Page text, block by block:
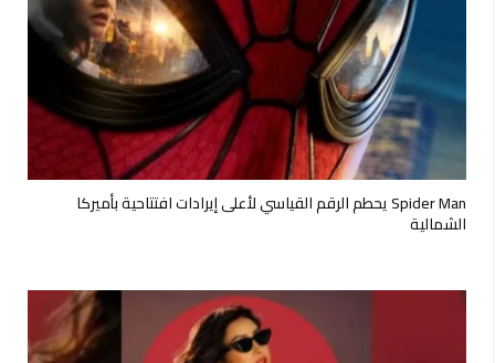
Spider Man يحطم الرقم القياسي لأعلى إيرادات افتتاحية بأميركا
الشمالية